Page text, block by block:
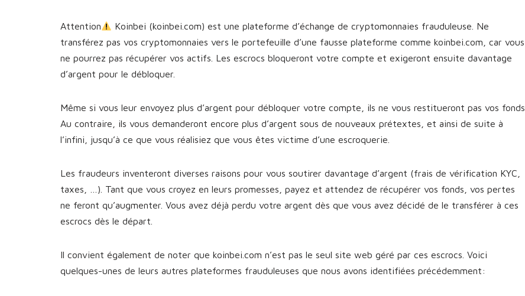
Attention
Koinbei (koinbei.com) est une plateforme d’échange de cryptomonnaies frauduleuse. Ne
transférez pas vos cryptomonnaies vers le portefeuille d’une fausse plateforme comme koinbei.com, car vous
ne pourrez pas récupérer vos actifs. Les escrocs bloqueront votre compte et exigeront ensuite davantage
d’argent pour le débloquer.
Même si vous leur envoyez plus d’argent pour débloquer votre compte, ils ne vous restitueront pas vos fonds.
Au contraire, ils vous demanderont encore plus d’argent sous de nouveaux prétextes, et ainsi de suite à
l’infini, jusqu’à ce que vous réalisiez que vous êtes victime d’une escroquerie.
Les fraudeurs inventeront diverses raisons pour vous soutirer davantage d’argent (frais de vérification KYC,
taxes, …). Tant que vous croyez en leurs promesses, payez et attendez de récupérer vos fonds, vos pertes
ne feront qu’augmenter. Vous avez déjà perdu votre argent dès que vous avez décidé de le transférer à ces
escrocs dès le départ.
Il convient également de noter que koinbei.com n’est pas le seul site web géré par ces escrocs. Voici
quelques-unes de leurs autres plateformes frauduleuses que nous avons identifiées précédemment: